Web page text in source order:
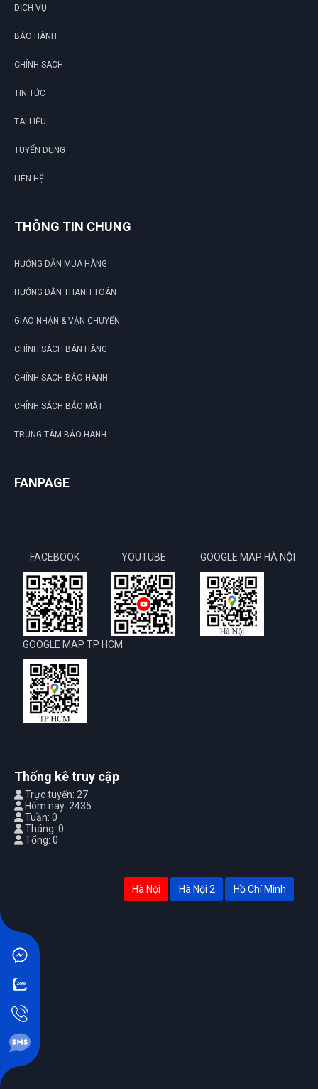
DỊCH VỤ
BẢO HÀNH
CHÍNH SÁCH
TIN TỨC
TÀI LIỆU
TUYỂN DỤNG
LIÊN HỆ
THÔNG TIN CHUNG
HƯỚNG DẪN MUA HÀNG
HƯỚNG DẪN THANH TOÁN
GIAO NHẬN & VẬN CHUYỂN
CHÍNH SÁCH BÁN HÀNG
CHÍNH SÁCH BẢO HÀNH
CHÍNH SÁCH BẢO MẬT
TRUNG TÂM BẢO HÀNH
FANPAGE
FACEBOOK YOUTUBE GOOGLE MAP HÀ NỘI
GOOGLE MAP TP HCM
Thống kê truy cập
Trực tuyến: 27
Hôm nay: 2435
Tuần: 0
Tháng: 0
Tổng: 0
Hà Nội Hà Nội 2 Hồ Chí Minh